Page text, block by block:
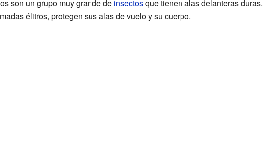
son un grupo muy grande de insectosque tienen alas delanteras duras.
élitros, protegen sus alas de vuelo y su cuerpo.